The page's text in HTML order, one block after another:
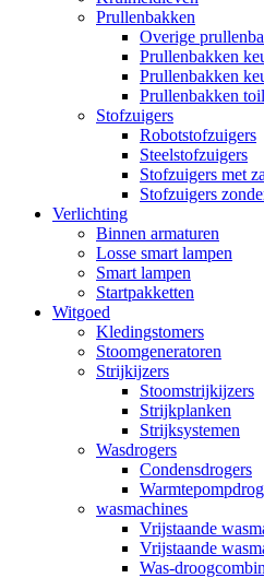
Prullenbakken
Overige
Prullenbakken
Prullenbakken
Prullenbakken
Stofzuigers
Robotstofzuigers
Steelstofzuigers
Stofzuigers met
Stofzuigers
Verlichting
Binnen armaturen
Losse smart lampen
Smart lampen
Startpakketten
Witgoed
Kledingstomers
Stoomgeneratoren
Strijkijzers
Stoomstrijkijzers
Strijkplanken
Strijksystemen
Wasdrogers
Condensdrogers
wasmachines
Vrijstaande
Vrijstaande
Was-